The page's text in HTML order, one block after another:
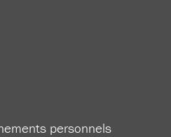
personnels